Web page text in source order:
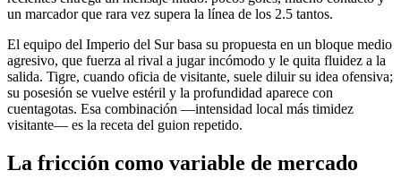
un marcador que rara vez supera la línea de los 2.5 tantos.
El equipo del Imperio del Sur basa su propuesta en un bloque medio
agresivo, que fuerza al rival a jugar incómodo y le quita fluidez a la
salida. Tigre, cuando oficia de visitante, suele diluir su idea ofensiva;
su posesión se vuelve estéril y la profundidad aparece con
cuentagotas. Esa combinación —intensidad local más timidez
visitante— es la receta del guion repetido.
La fricción como variable de mercado